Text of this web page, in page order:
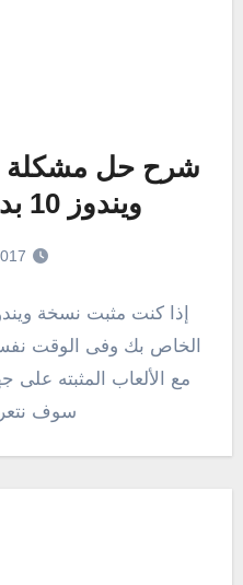
شرح حل مشكلة
ويندوز 10 بدون أى برامج
الخاص بك وفى الوقت
مع الألعاب المثبته على
سوف